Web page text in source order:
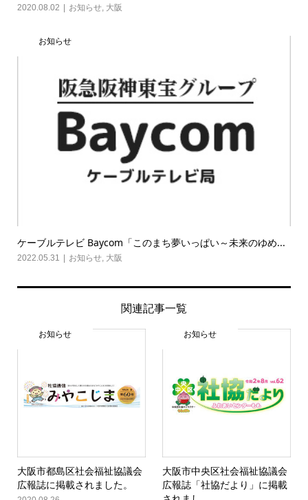
2020.08.02 お知らせ, 大阪
お知らせ
ケーブルテレビ Baycom「このまち夢いっぱい～未来のゆめ...
2022.05.31 お知らせ, 大阪
関連記事一覧
お知らせ
大阪市都島区社会福祉協議会
広報誌に掲載されました。
お知らせ
大阪市中央区社会福祉協議会
広報誌「社協だより」に掲載